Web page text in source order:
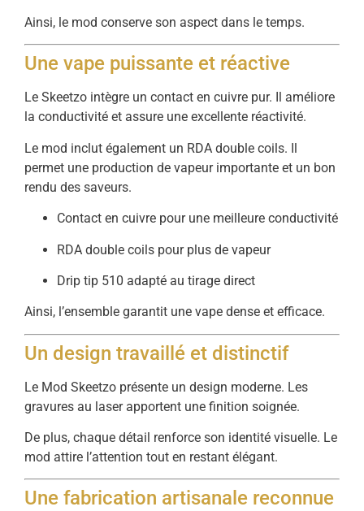
Ainsi, le mod conserve son aspect dans le temps.
Une vape puissante et réactive
Le Skeetzo intègre un contact en cuivre pur.
améliore
la conductivité et assure une excellente réactivité.
Le mod inclut également un RDA double coils. Il
permet une production de vapeur importante et un bon
rendu des saveurs.
Contact en cuivre pour une meilleure conductivité
RDA double coils pour plus de vapeur
Drip tip 510 adapté au tirage direct
Ainsi, l’ensemble garantit une vape dense et efficace.
Un design travaillé et distinctif
Le Mod Skeetzo présente un design moderne. Les
gravures au laser apportent une finition soignée.
De plus, chaque détail renforce son identité visuelle. Le
mod attire l’attention tout en restant élégant.
Une fabrication artisanale reconnue